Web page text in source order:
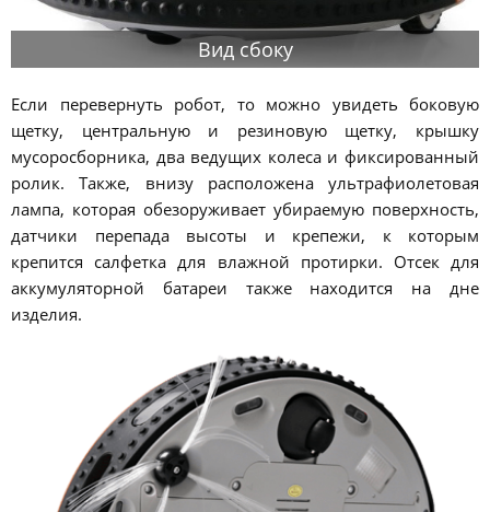
Вид сбоку
Если перевернуть робот, то можно увидеть боковую
щетку, центральную и резиновую щетку, крышку
мусоросборника, два ведущих колеса и фиксированный
ролик. Также, внизу расположена ультрафиолетовая
лампа, которая обезоруживает убираемую поверхность,
датчики перепада высоты и крепежи, к которым
крепится салфетка для влажной протирки. Отсек для
аккумуляторной батареи также находится на дне
изделия.